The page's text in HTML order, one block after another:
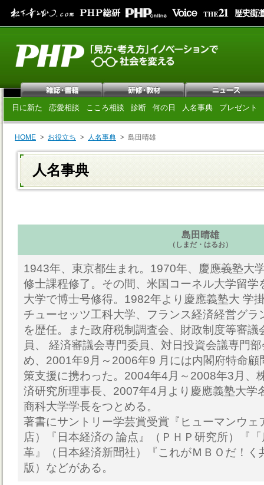
日に新た 恋愛相談 こころ相談 診断 何の日 人名事典 プレゼント
HOME お役立ち 人名事典 島田晴雄
人名事典
島田晴雄
（しまだ・はるお）
1943年、東京都生まれ。1970年、慶應義塾大
修士課程修了。その間、米国コーネル大学留学
大学で博士号修得。1982年より慶應義塾大 学
チューセッツ工科大学、フランス経済経営グラ
を歴任。また政府税制調査会、財政制度等審議
員、 経済審議会専門委員、対日投資会議専門
め、2001年9月～2006年9 月には内閣府特命顧
策支援に携わった。2004年4月～2008年3月、
済研究所理事長、2007年4月より慶應義塾大学
商科大学学長をつとめる。
著書にサントリー学芸賞受賞『ヒューマンウェ
店）『日本経済の 論点』（ＰＨＰ研究所）『
革』（日本経済新聞社）『これがＭＢＯだ！く
版）などがある。